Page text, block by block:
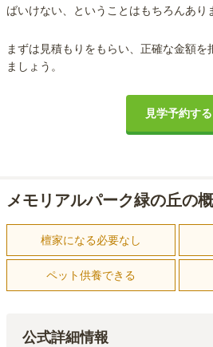
ばいけない、ということはもちろんあり
まずは見積もりをもらい、正確な金額を
ましょう。
見学予約する
メモリアルパーク緑の丘の
檀家になる必要なし
ペット供養できる
公式詳細情報